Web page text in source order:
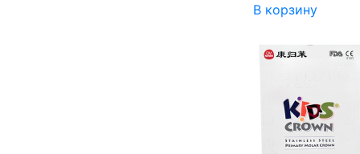
В корзину